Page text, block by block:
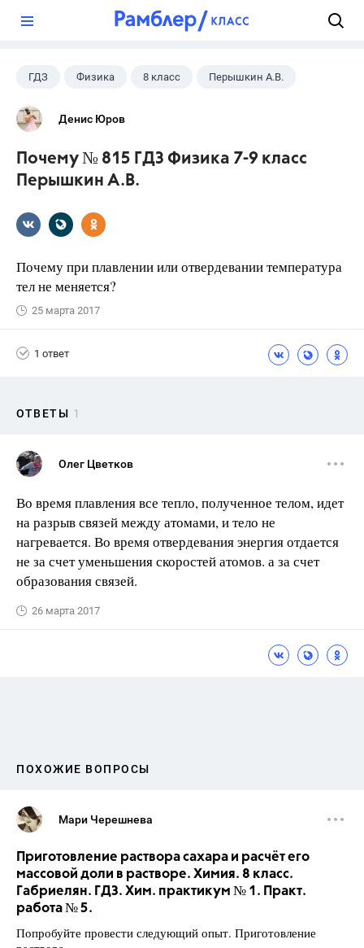
ГДЗ Физика 8 класс Перышкин А.В.
Денис Юров
Почему № 815 ГДЗ Физика 7-9 класс
Перышкин А.В.
Почему при плавлении или отвердевании температура
тел не меняется?
25 марта 2017
1 ответ
ОТВЕТЫ 1
Олег Цветков
Во время плавления все тепло, полученное телом, идет
на разрыв связей между атомами, и тело не
нагревается. Во время отвердевания энергия отдается
не за счет уменьшения скоростей атомов. а за счет
образования связей.
26 марта 2017
ПОХОЖИЕ ВОПРОСЫ
Мари Черешнева
Приготовление раствора сахара и расчёт его
массовой доли в растворе. Химия. 8 класс.
Габриелян. ГДЗ. Хим. практикум № 1. Практ.
работа № 5.
Попробуйте провести следующий опыт. Приготовление